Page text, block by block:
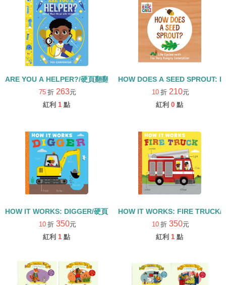
ARE YOU A HELPER?/硬頁翻翻書
75 折 263元
紅利 1 點
HOW DOES A SEED SPROUT:
10 折 210元
紅利 0 點
HOW IT WORKS: DIGGER/硬頁書
10 折 350元
紅利 1 點
HOW IT WORKS: FIRE TRUCK/
10 折 350元
紅利 1 點